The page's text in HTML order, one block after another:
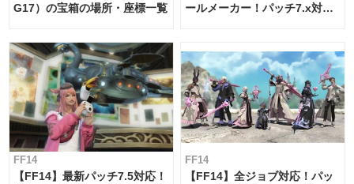
G17）の宝箱の場所・座標一覧
ールメーカー！パッチ7.x対応
FF14
【FF14】最新パッチ7.5対応！
FF14
【FF14】全ジョブ対応！パッ